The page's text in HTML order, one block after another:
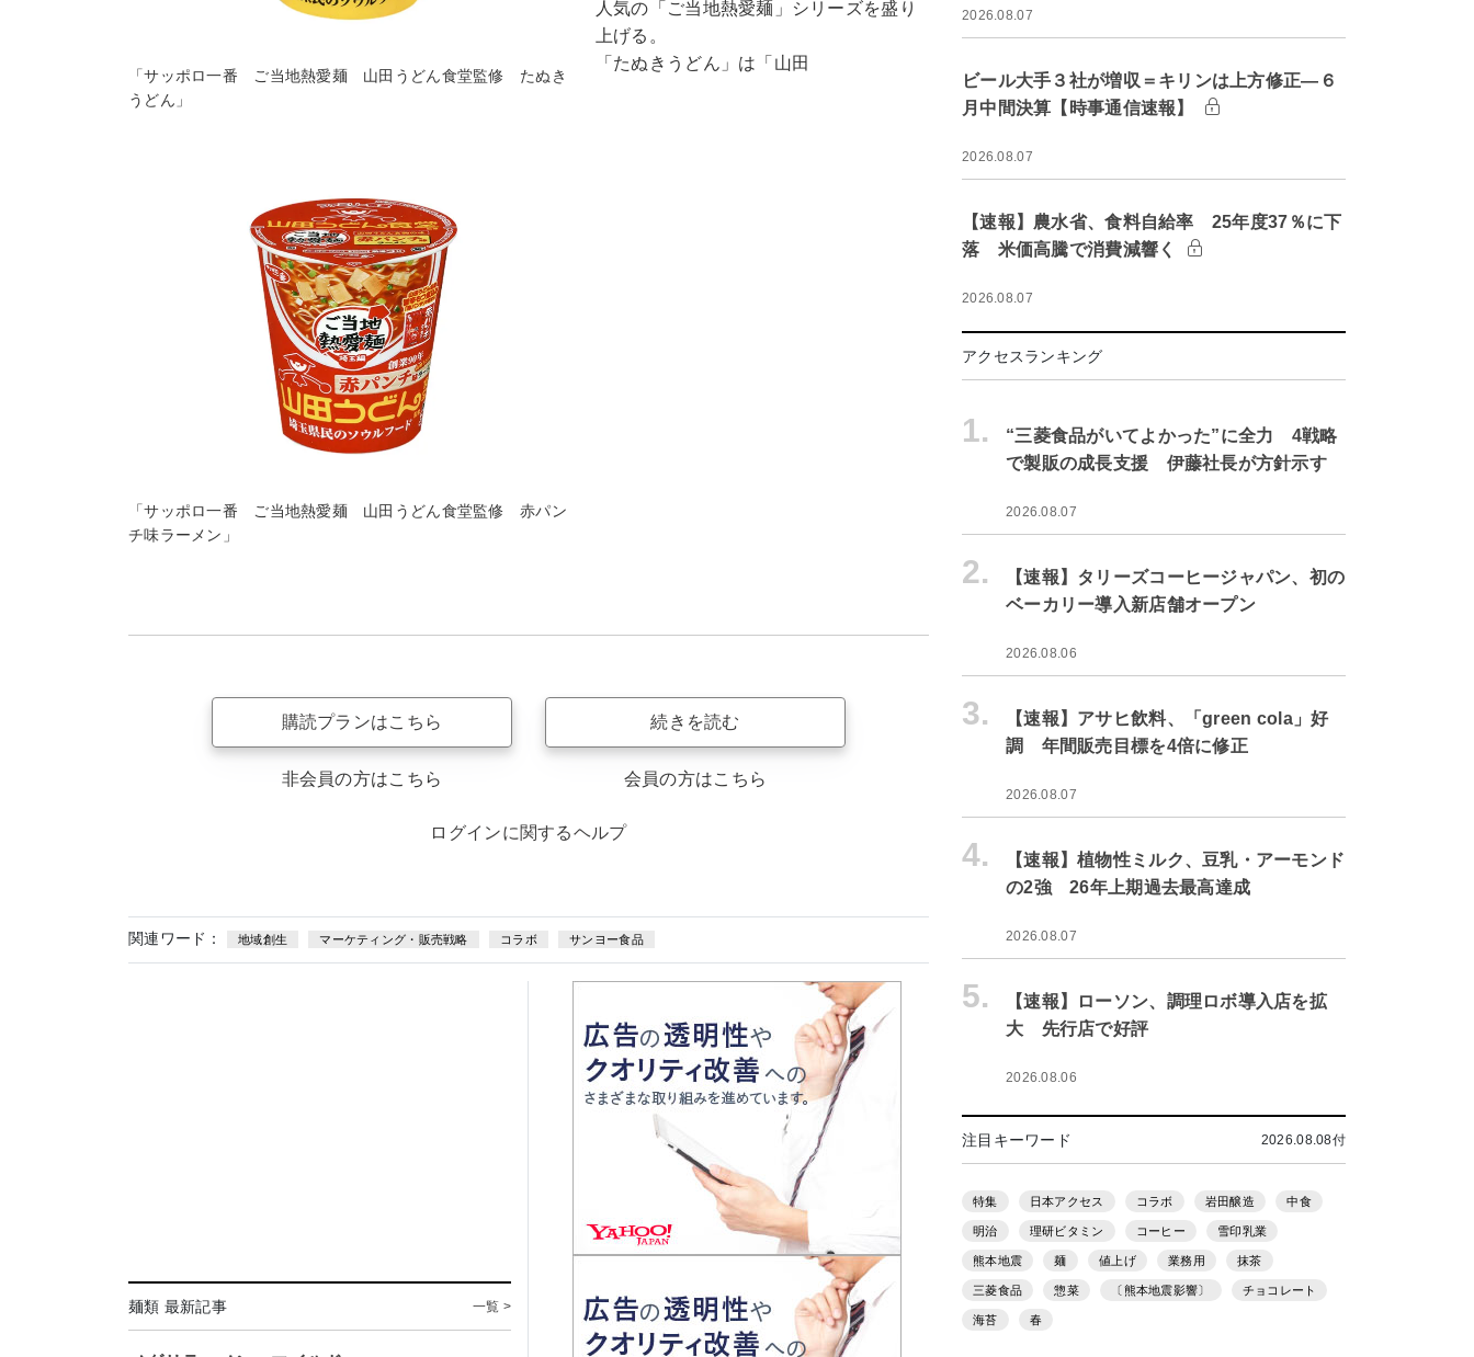
「サッポロ一番 ご当地熱愛麺 山田うどん食堂監修 たぬき
うどん」
「サッポロ一番 ご当地熱愛麺 山田うどん食堂監修 赤パン
チ味ラーメン」
人気の「ご当地熱愛麺」シリーズを盛り
上げる。
「たぬきうどん」は「山田
購読プランはこちら
非会員の方はこちら
続きを読む
会員の方はこちら
ログインに関するヘルプ
関連ワード： 地域創生 マーケティング・販売戦略 コラボ サンヨー食品
麺類 最新記事 一覧 >
2026.08.07
ビール大手３社が増収＝キリンは上方修正―６
月中間決算【時事通信速報】
2026.08.07
【速報】農水省、食料自給率 25年度37％に下
落 米価高騰で消費減響く
2026.08.07
アクセスランキング
1.
“三菱食品がいてよかった”に全力 4戦略
で製販の成長支援 伊藤社長が方針示す
2026.08.07
2.
【速報】タリーズコーヒージャパン、初の
ベーカリー導入新店舗オープン
2026.08.06
3.
【速報】アサヒ飲料、「green cola」好
調 年間販売目標を4倍に修正
2026.08.07
4.
【速報】植物性ミルク、豆乳・アーモンド
の2強 26年上期過去最高達成
2026.08.07
5.
【速報】ローソン、調理ロボ導入店を拡
大 先行店で好評
2026.08.06
注目キーワード 2026.08.08付
特集 日本アクセス コラボ 岩田醸造 中食
明治 理研ビタミン コーヒー 雪印乳業
熊本地震 麺 値上げ 業務用 抹茶
三菱食品 惣菜 〔熊本地震影響〕 チョコレート
海苔 春